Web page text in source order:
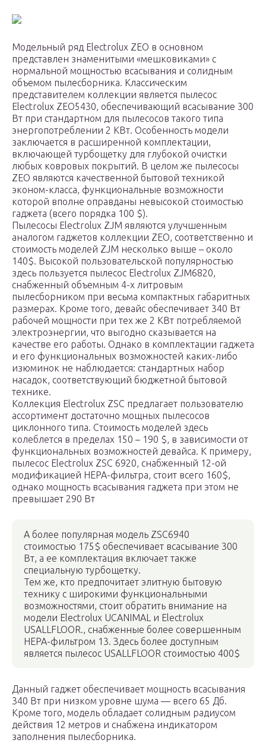
Модельный ряд Electrolux ZEO в основном
представлен знаменитыми «мешковиками» с
нормальной мощностью всасывания и солидным
объемом пылесборника. Классическим
представителем коллекции является пылесос
Electrolux ZEO5430, обеспечивающий всасывание 300
Вт при стандартном для пылесосов такого типа
энергопотреблении 2 КВт. Особенность модели
заключается в расширенной комплектации,
включающей турбощетку для глубокой очистки
любых ковровых покрытий. В целом же пылесосы
ZEO являются качественной бытовой техникой
эконом-класса, функциональные возможности
которой вполне оправданы невысокой стоимостью
гаджета (всего порядка 100 $).
Пылесосы Electrolux ZJM являются улучшенным
аналогом гаджетов коллекции ZEO, соответственно и
стоимость моделей ZJM несколько выше – около
140$. Высокой пользовательской популярностью
здесь пользуется пылесос Electrolux ZJM6820,
снабженный объемным 4-х литровым
пылесборником при весьма компактных габаритных
размерах. Кроме того, девайс обеспечивает 340 Вт
рабочей мощности при тех же 2 КВт потребляемой
электроэнергии, что выгодно сказывается на
качестве его работы. Однако в комплектации гаджета
и его функциональных возможностей каких-либо
изюминок не наблюдается: стандартных набор
насадок, соответствующий бюджетной бытовой
технике.
Коллекция Electrolux ZSC предлагает пользователю
ассортимент достаточно мощных пылесосов
циклонного типа. Стоимость моделей здесь
колеблется в пределах 150 – 190 $, в зависимости от
функциональных возможностей девайса. К примеру,
пылесос Electrolux ZSC 6920, снабженный 12-ой
модификацией HEPA-фильтра, стоит всего 160$,
однако мощность всасывания гаджета при этом не
превышает 290 Вт
А более популярная модель ZSC6940
стоимостью 175$ обеспечивает всасывание 300
Вт, а ее комплектация включает также
специальную турбощетку.
Тем же, кто предпочитает элитную бытовую
технику с широкими функциональными
возможностями, стоит обратить внимание на
модели Electrolux UCANIMAL и Electrolux
USALLFLOOR., снабженные более совершенным
HEPA-фильтром 13. Здесь более доступным
является пылесос USALLFLOOR стоимостью 400$
Данный гаджет обеспечивает мощность всасывания
340 Вт при низком уровне шума — всего 65 Дб.
Кроме того, модель обладает солидным радиусом
действия 12 метров и снабжена индикатором
заполнения пылесборника.